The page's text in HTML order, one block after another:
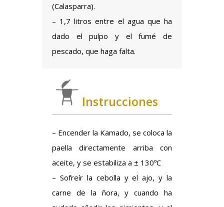
(Calasparra).
– 1,7 litros entre el agua que ha
dado el pulpo y el fumé de
pescado, que haga falta.
Instrucciones
– Encender la Kamado, se coloca la
paella directamente arriba con
aceite, y se estabiliza a ± 130ºC
– Sofreír la cebolla y el ajo, y la
carne de la ñora, y cuando ha